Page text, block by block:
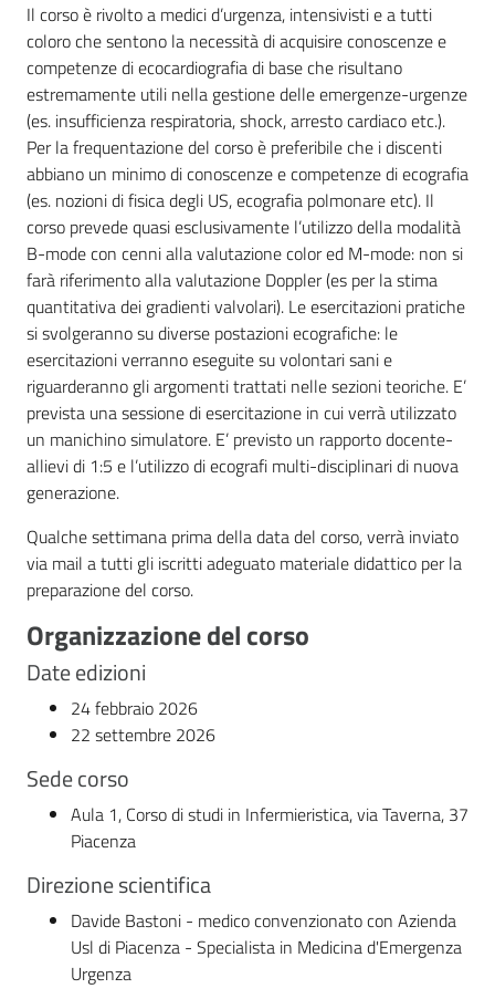
Il corso è rivolto a medici d’urgenza, intensivisti e a tutti
coloro che sentono la necessità di acquisire conoscenze e
competenze di ecocardiografia di base che risultano
estremamente utili nella gestione delle emergenze-urgenze
(es. insufficienza respiratoria, shock, arresto cardiaco etc.).
Per la frequentazione del corso è preferibile che i discenti
abbiano un minimo di conoscenze e competenze di ecografia
(es. nozioni di fisica degli US, ecografia polmonare etc). Il
corso prevede quasi esclusivamente l’utilizzo della modalità
B-mode con cenni alla valutazione color ed M-mode: non si
farà riferimento alla valutazione Doppler (es per la stima
quantitativa dei gradienti valvolari). Le esercitazioni pratiche
si svolgeranno su diverse postazioni ecografiche: le
esercitazioni verranno eseguite su volontari sani e
riguarderanno gli argomenti trattati nelle sezioni teoriche. E’
prevista una sessione di esercitazione in cui verrà utilizzato
un manichino simulatore. E’ previsto un rapporto docente-
allievi di 1:5 e l’utilizzo di ecografi multi-disciplinari di nuova
generazione.
Qualche settimana prima della data del corso, verrà inviato
via mail a tutti gli iscritti adeguato materiale didattico per la
preparazione del corso.
Organizzazione del corso
Date edizioni
24 febbraio 2026
22 settembre 2026
Sede corso
Aula 1, Corso di studi in Infermieristica, via Taverna, 37
Piacenza
Direzione scientifica
Davide Bastoni - medico convenzionato con Azienda
Usl di Piacenza - Specialista in Medicina d'Emergenza
Urgenza